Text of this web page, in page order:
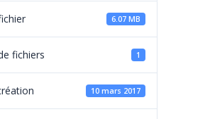
6.07 MB
fichiers 1
10 mars 2017